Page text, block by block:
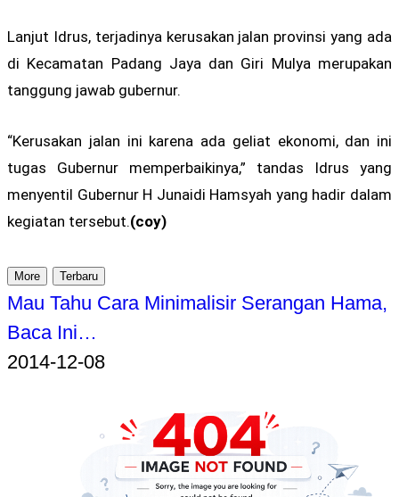
Lanjut Idrus, terjadinya kerusakan jalan provinsi yang ada
di Kecamatan Padang Jaya dan Giri Mulya merupakan
tanggung jawab gubernur.
“Kerusakan jalan ini karena ada geliat ekonomi, dan ini
tugas Gubernur memperbaikinya,” tandas Idrus yang
menyentil Gubernur H Junaidi Hamsyah yang hadir dalam
kegiatan tersebut.(coy)
More Terbaru
Mau Tahu Cara Minimalisir Serangan Hama,
Baca Ini…
2014-12-08